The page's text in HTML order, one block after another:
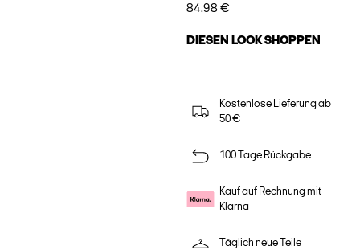
84.98 €
DIESEN LOOK SHOPPEN
Kostenlose Lieferung ab
50 €
100 Tage Rückgabe
Kauf auf Rechnung mit
Klarna
Täglich neue Teile